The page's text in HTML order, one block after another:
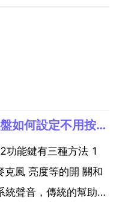
聯想筆記本小新air14，鍵盤如何設定不用按Fn直接按F
能鍵有三種方法 1
風 亮度等的開 關和
聲音，傳統的幫助功